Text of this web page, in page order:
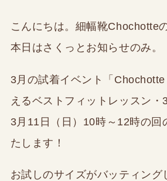
こんにちは。細幅靴Chochotte
本日はさくっとお知らせのみ。
3月の試着イベント「
えるベストフィットレッスン・3
3月11日（日）10時～12時の回
たします！
お試しのサイズがバッティング